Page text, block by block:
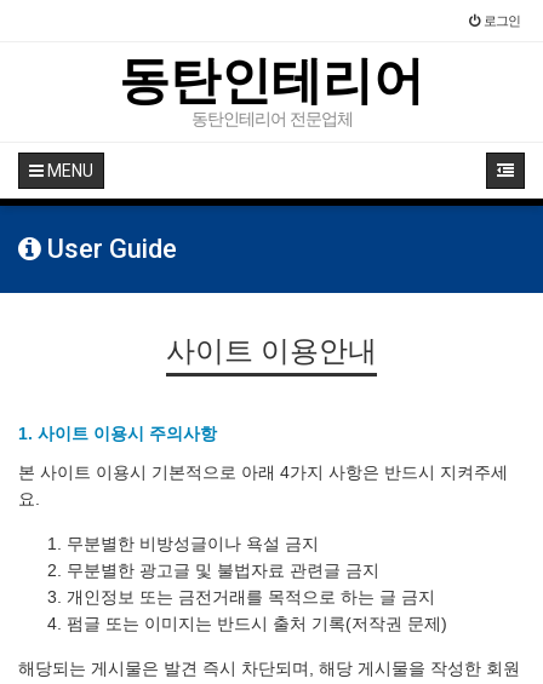
로그인
동탄인테리어
동탄인테리어 전문업체
MENU
User Guide
사이트 이용안내
1. 사이트 이용시 주의사항
본 사이트 이용시 기본적으로 아래 4가지 사항은 반드시 지켜주세
요.
무분별한 비방성글이나 욕설 금지
무분별한 광고글 및 불법자료 관련글 금지
개인정보 또는 금전거래를 목적으로 하는 글 금지
펌글 또는 이미지는 반드시 출처 기록(저작권 문제)
해당되는 게시물은 발견 즉시 차단되며, 해당 게시물을 작성한 회원